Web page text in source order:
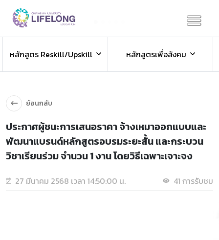
ข่าวประชาสัมพันธ์
ข่าวสารองค์กร ข่าวสารกิจกรรม
หลักสูตร Reskill/Upskill
หลักสูตรเพื่อสังคม
ย้อนกลับ
ประกาศผู้ชนะการเสนอราคา จ้างเหมาออกแบบและ
พัฒนาแบรนด์หลักสูตรอบรมระยะสั้น และกระบวน
วิชาเรียนร่วม จำนวน 1 งาน โดยวิธีเฉพาะเจาะจง
27 มีนาคม 2568 เวลา 14:50:00 น. 41 การรับชม